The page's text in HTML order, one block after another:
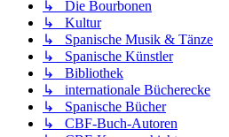
↳ Die Bourbonen
↳ Kultur
↳ Spanische Musik & Tänze
↳ Spanische Künstler
↳ Bibliothek
↳ internationale Bücherecke
↳ Spanische Bücher
↳ CBF-Buch-Autoren